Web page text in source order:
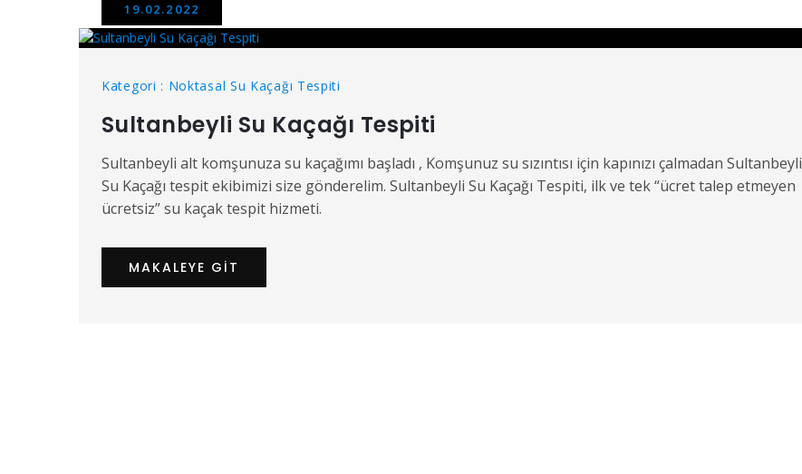
19.02.2022
Kategori : Noktasal Su Kaçağı Tespiti
Sultanbeyli Su Kaçağı Tespiti
Sultanbeyli alt komşunuza su kaçağımı başladı , Komşunuz su sızıntısı için kapınızı çalmadan Sultanbeyli
Su Kaçağı tespit ekibimizi size gönderelim. Sultanbeyli Su Kaçağı Tespiti, ilk ve tek “ücret talep etmeyen
ücretsiz” su kaçak tespit hizmeti.
MAKALEYE GIT